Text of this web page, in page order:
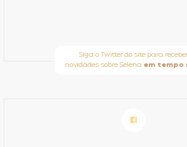
Siga o Twitter do site para
novidades sobre Selena em tempo